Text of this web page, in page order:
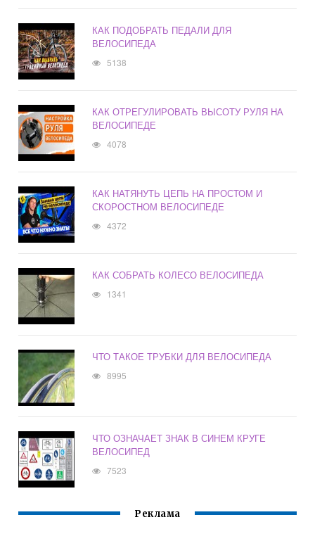
КАК ПОДОБРАТЬ ПЕДАЛИ ДЛЯ
ВЕЛОСИПЕДА
5138
КАК ОТРЕГУЛИРОВАТЬ ВЫСОТУ РУЛЯ НА
ВЕЛОСИПЕДЕ
4078
КАК НАТЯНУТЬ ЦЕПЬ НА ПРОСТОМ И
СКОРОСТНОМ ВЕЛОСИПЕДЕ
4372
КАК СОБРАТЬ КОЛЕСО ВЕЛОСИПЕДА
1341
ЧТО ТАКОЕ ТРУБКИ ДЛЯ ВЕЛОСИПЕДА
8995
ЧТО ОЗНАЧАЕТ ЗНАК В СИНЕМ КРУГЕ
ВЕЛОСИПЕД
7523
Реклама